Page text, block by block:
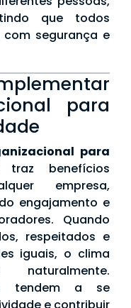
que todos
segurança e
para
para
traz benefícios
empresa,
engajamento e
Quando
respeitados e
iguais, o clima
naturalmente.
tendem a se